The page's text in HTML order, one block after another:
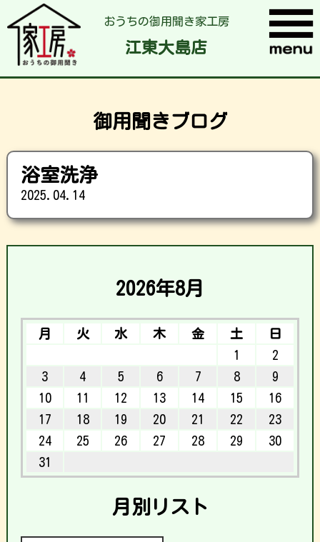
おうちの御用聞き家工房
江東大島店
御用聞きブログ
浴室洗浄
2025.04.14
2026年8月
月 火 水 木 金 土
日
1
2
3
4 5 6 7 8
9
10
11 12 13 14 15
16
17
18 19 20 21 22
23
24
25 26 27 28 29
30
31
月別リスト